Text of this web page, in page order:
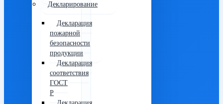
Декларирование
Декларация
пожарной
безопасности
продукции
Декларация
соответствия
ГОСТ
Р